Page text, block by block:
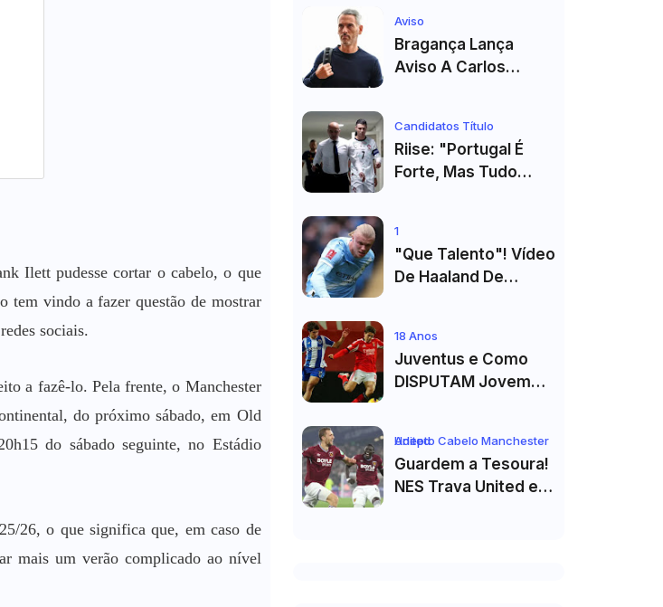
Ilett pudesse cortar o cabelo, o que
tem vindo a fazer questão de mostrar
sociais.
a fazê-lo. Pela frente, o Manchester
do próximo sábado, em Old
do sábado seguinte, no Estádio
26, o que significa que, em caso de
mais um verão complicado ao nível
Acusado De Estupro
E Sequestro
Aviso
Bragança Lança
Aviso A Carlos
O Sp. Braga
Candidatos Título
Riise: "Portugal É
Forte, Mas Tudo
Ronaldo"
1
"Que Talento"! Vídeo
De Haaland De
Internet
18 Anos
Juventus e Como
DISPUTAM Jovem
Adepto Cabelo Manchester United
Guardem a Tesoura!
NES Trava United e